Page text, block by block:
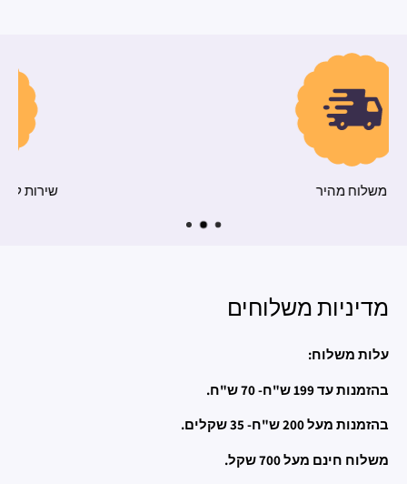
מדיניות משלוחים
עלות משלוח:
בהזמנות עד 199 ש"ח- 70 ש"ח.
בהזמנות מעל 200 ש"ח- 35 שקלים.
משלוח חינם מעל 700 שקל.